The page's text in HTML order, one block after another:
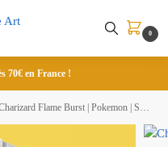
0
70€ en France !
Flame Burst | Pokemon | Sweatshirt brodé